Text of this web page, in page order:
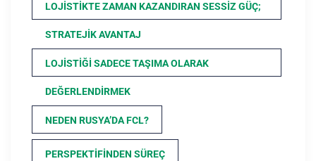
LOJISTIKTE ZAMAN KAZANDIRAN SESSIZ GÜÇ;
STRATEJIK AVANTAJ
LOJISTIĞI SADECE TAŞIMA OLARAK
DEĞERLENDIRMEK
NEDEN RUSYA’DA FCL?
PERSPEKTIFINDEN SÜREÇ